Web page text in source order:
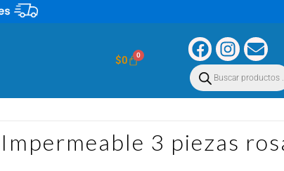
$0 0
Impermeable 3 piezas